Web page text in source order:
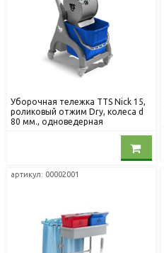
Уборочная тележка TTS Nick 15,
роликовый отжим Dry, колеса d
80 мм., одноведерная
артикул: 00002001